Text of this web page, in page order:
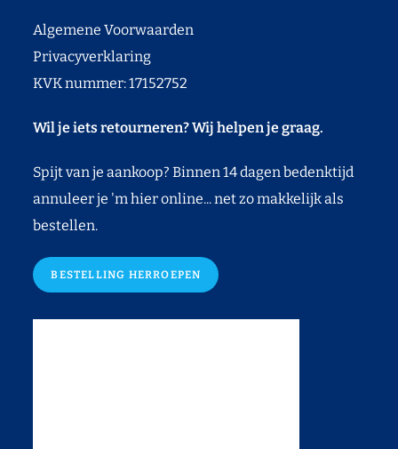
Algemene Voorwaarden
Privacyverklaring
KVK nummer: 17152752
Wil je iets retourneren? Wij helpen je graag.
Spijt van je aankoop? Binnen 14 dagen bedenktijd
annuleer je 'm hier online... net zo makkelijk als
bestellen.
BESTELLING HERROEPEN